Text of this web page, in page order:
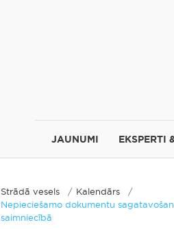
JAUNUMI EKSPERTI
Strādā vesels
Kalendārs
Nepieciešamo dokumentu
saimniecībā